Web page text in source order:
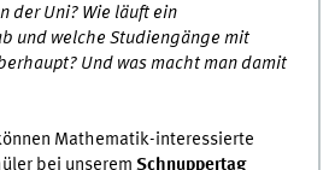
der Uni? Wie läuft ein
und welche Studiengänge mit
Und was macht man damit
Mathematik-interessierte
bei unseremSchnuppertag